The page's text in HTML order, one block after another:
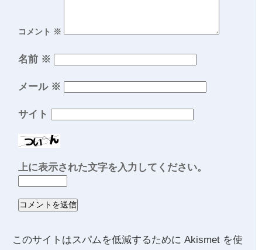
コメント ※
名前 ※
メール ※
サイト
上に表示された文字を入力してください。
このサイトはスパムを低減するために Akismet を使